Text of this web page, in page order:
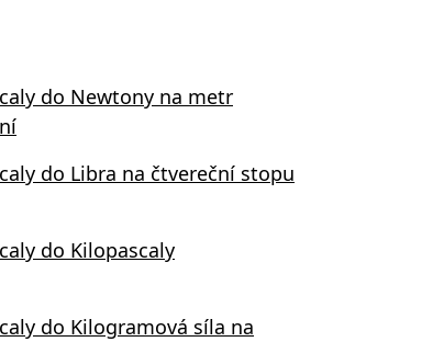
do Newtony na metr
do Libra na čtvereční stopu
do Kilopascaly
do Kilogramová síla na